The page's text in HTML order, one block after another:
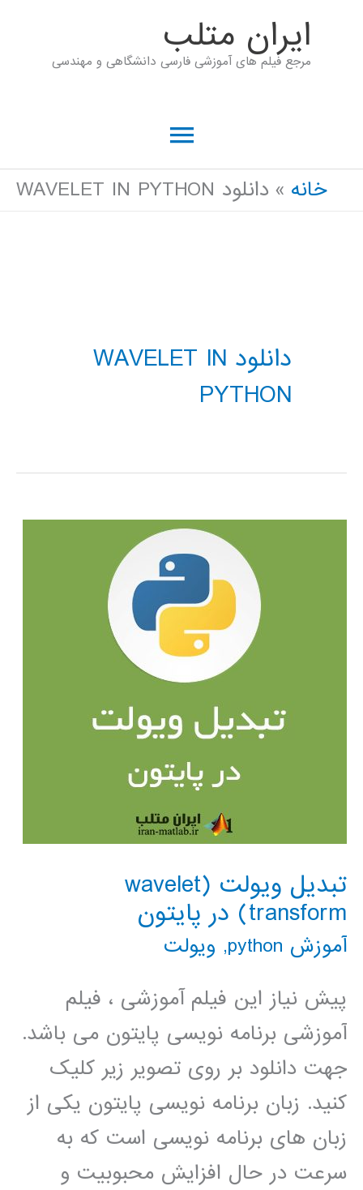
ايران متلب
مرجع فیلم های آموزشی فارسی دانشگاهی و مهندسی
فهرست
اصلی
خانه دانلود WAVELET IN PYTHON
دانلود WAVELET IN
PYTHON
تبدیل ویولت (wavelet
transform) در پایتون
آموزش python , ویولت
پیش نیاز این فیلم آموزشی ، فیلم
آموزشی برنامه نویسی پایتون می باشد.
جهت دانلود بر روی تصویر زیر کلیک
کنید. زبان برنامه نویسی پایتون یکی از
زبان های برنامه نویسی است که به
سرعت در حال افزایش محبوبیت و